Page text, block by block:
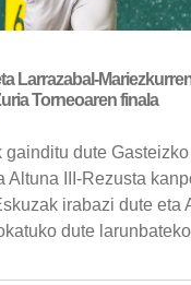
Larrazabal-
Torneoaren finala
dute
Altuna III-Rezusta
irabazi dute eta
dute